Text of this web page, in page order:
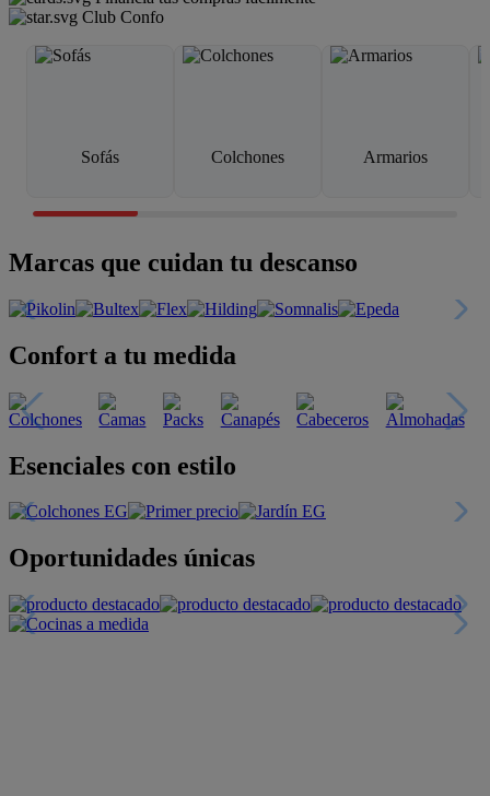
Club Confo
Sofás Colchones Armarios
Marcas que cuidan tu descanso
Confort a tu medida
Esenciales con estilo
Oportunidades únicas